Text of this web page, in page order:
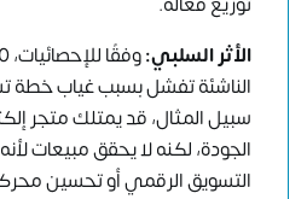
الأثر السلبي:
الناشئة تفشل بسبب غياب
سبيل المثال، قد يمتلك متجر
الجودة، لكنه لا يحقق مبيعات
التسويق الرقمي أو تحسين